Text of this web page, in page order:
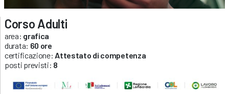
Corso Adulti
area: grafica
durata: 60 ore
certificazione: Attestato di competenza
posti previsti: 8